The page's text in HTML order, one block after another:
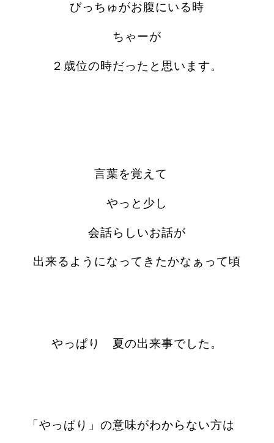
びっちゅがお腹にいる時
ちゃーが
２歳位の時だったと思います。
言葉を覚えて
やっと少し
会話らしいお話が
出来るようになってきたかなぁって頃
やっぱり 夏の出来事でした。
「やっぱり」の意味がわからない方は